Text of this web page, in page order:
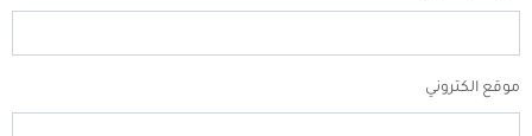
موقع الكتروني